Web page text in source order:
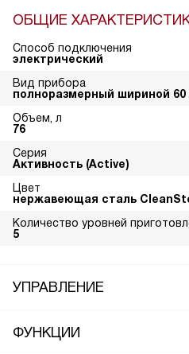
ОБЩИЕ
Способ подключения
электрический
Вид прибора
полноразмерный шириной 60
Объем, л
76
Серия
Активность (Active)
Цвет
нержавеющая сталь
Количество уровней
5
УПРАВЛЕНИЕ
ФУНКЦИИ